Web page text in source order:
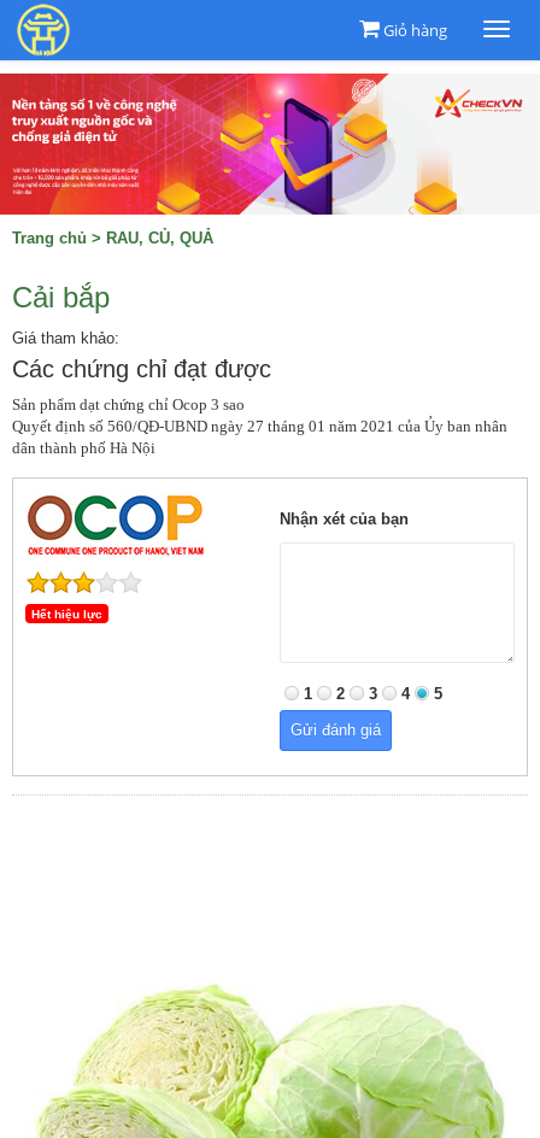
Giỏ hàng
Trang chủ > RAU, CỦ, QUẢ
Cải bắp
Giá tham khảo:
Các chứng chỉ đạt được
Sản phẩm dạt chứng chỉ Ocop 3 sao
Quyết định số 560/QĐ-UBND ngày 27 tháng 01 năm 2021 của Ủy ban nhân
dân thành phố Hà Nội
Hết hiệu lực
Nhận xét của bạn
1 2 3 4 5